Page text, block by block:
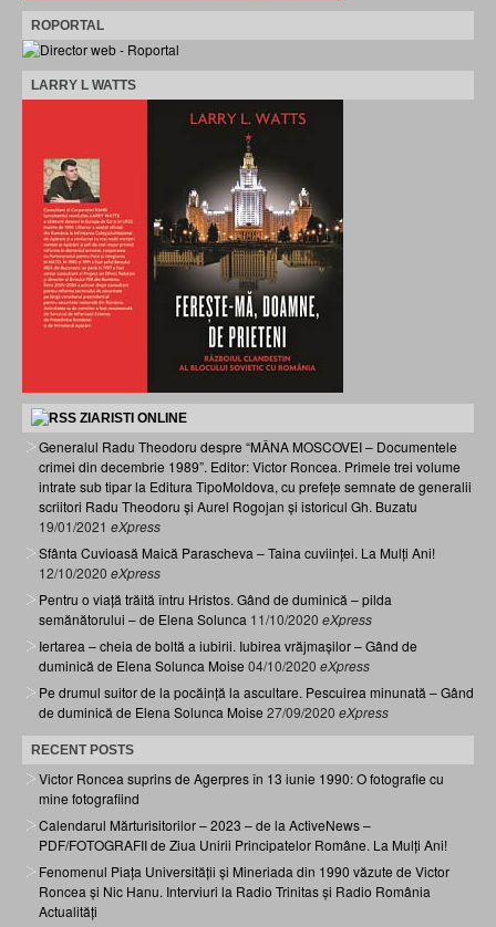
ROPORTAL
LARRY L WATTS
ZIARISTI ONLINE
Generalul Radu Theodoru despre “MÂNA MOSCOVEI – Documentele
crimei din decembrie 1989”. Editor: Victor Roncea. Primele trei volume
intrate sub tipar la Editura TipoMoldova, cu prefețe semnate de generalii
scriitori Radu Theodoru și Aurel Rogojan și istoricul Gh. Buzatu
19/01/2021 eXpress
Sfânta Cuvioasă Maică Parascheva – Taina cuviinței. La Mulți Ani!
12/10/2020 eXpress
Pentru o viață trăită întru Hristos. Gând de duminică – pilda
semănătorului – de Elena Solunca 11/10/2020 eXpress
Iertarea – cheia de boltă a iubirii. Iubirea vrăjmașilor – Gând de
duminică de Elena Solunca Moise 04/10/2020 eXpress
Pe drumul suitor de la pocăință la ascultare. Pescuirea minunată – Gând
de duminică de Elena Solunca Moise 27/09/2020 eXpress
RECENT POSTS
Victor Roncea suprins de Agerpres în 13 iunie 1990: O fotografie cu
mine fotografiind
Calendarul Mărturisitorilor – 2023 – de la ActiveNews –
PDF/FOTOGRAFII de Ziua Unirii Principatelor Române. La Mulți Ani!
Fenomenul Piața Universității și Mineriada din 1990 văzute de Victor
Roncea și Nic Hanu. Interviuri la Radio Trinitas și Radio România
Actualități